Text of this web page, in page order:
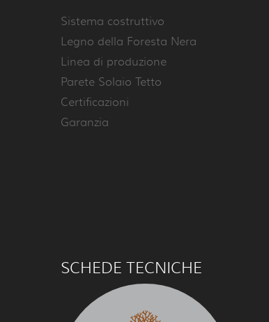
Sistema costruttivo
Legno della Foresta Nera
Linea di produzione
Parete Solaio Tetto
Certificazioni
Garanzia
SCHEDE TECNICHE